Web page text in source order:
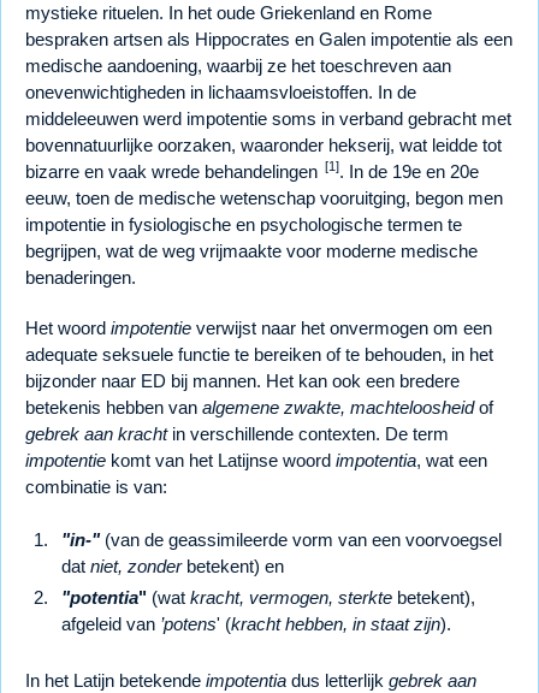
mystieke rituelen. In het oude Griekenland en Rome
bespraken artsen als Hippocrates en Galen impotentie als een
medische aandoening, waarbij ze het toeschreven aan
onevenwichtigheden in lichaamsvloeistoffen. In de
middeleeuwen werd impotentie soms in verband gebracht met
bovennatuurlijke oorzaken, waaronder hekserij, wat leidde tot
bizarre en vaak wrede behandelingen [1]. In de 19e en 20e
eeuw, toen de medische wetenschap vooruitging, begon men
impotentie in fysiologische en psychologische termen te
begrijpen, wat de weg vrijmaakte voor moderne medische
benaderingen.
Het woord impotentie verwijst naar het onvermogen om een
adequate seksuele functie te bereiken of te behouden, in het
bijzonder naar ED bij mannen. Het kan ook een bredere
betekenis hebben van algemene zwakte, machteloosheidof
gebrek aan krachtin verschillende contexten. De term
impotentie komt van het Latijnse woord impotentia, wat een
combinatie is van:
"in-" (van de geassimileerde vorm van een voorvoegsel
dat niet, zonderbetekent) en
"potentia" (wat kracht, vermogen, sterkte betekent),
afgeleid van ’potens' (kracht hebben, in staat zijn).
In het Latijn betekende impotentia dus letterlijk gebrek aan